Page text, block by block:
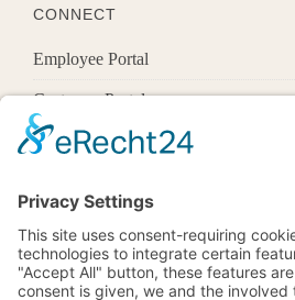
CONNECT
Employee Portal
Customer Portal
Offices